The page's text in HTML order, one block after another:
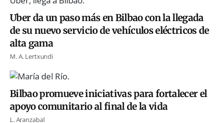
Uber da un paso más en Bilbao con la llegada
de su nuevo servicio de vehículos eléctricos de
alta gama
M. A. Lertxundi
Bilbao promueve iniciativas para fortalecer el
apoyo comunitario al final de la vida
L. Aranzabal